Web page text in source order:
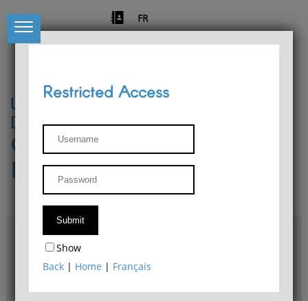
FR
University of Liège
Départment of Philosophy
Center for Phenomenological
Research
Access & maps
Philosophy Department Library
Restricted Access
Show
Back | Home | Français